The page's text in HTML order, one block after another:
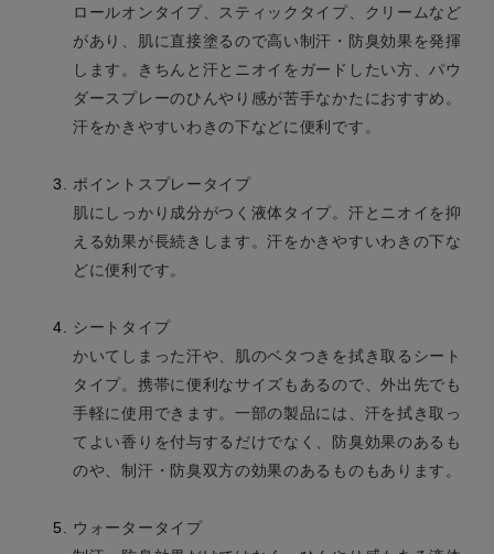
ロールオンタイプ、スティックタイプ、クリームなど
があり、肌に直接塗るので高い制汗・防臭効果を発揮
します。きちんと汗とニオイをガードしたい方、パウ
ダースプレーのひんやり感が苦手なかたにおすすめ。
汗をかきやすいわきの下などに便利です。
ポイントスプレータイプ
肌にしっかり成分がつく液体タイプ。汗とニオイを抑
える効果が長続きします。汗をかきやすいわきの下な
どに便利です。
シートタイプ
かいてしまった汗や、肌のベタつきを拭き取るシート
タイプ。携帯に便利なサイズもあるので、外出先でも
手軽に使用できます。一部の製品には、汗を拭き取っ
てよい香りを付与するだけでなく、防臭効果のあるも
のや、制汗・防臭双方の効果のあるものもあります。
ウォータータイプ